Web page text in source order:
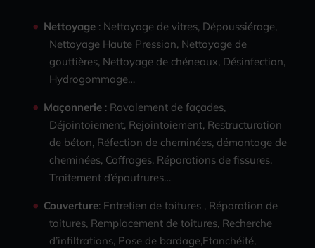
Nettoyage : Nettoyage de vitres, Dépoussiérage,
Nettoyage Haute Pression, Nettoyage de
gouttières, Nettoyage de chéneaux, Désinfection,
Hydrogommage…
Maçonnerie : Ravalement de façades,
Déjointoiement, Rejointoiement, Restructuration
de béton, Réfection de cheminées, démontage de
cheminées, Coffrages, Réparations de fissures,
Traitement d’épaufrures…
Couverture: Entretien de toitures , Réparation de
toitures, Remplacement de toitures, Recherche
d’infiltrations, Pose de bardage,Etanchéité,